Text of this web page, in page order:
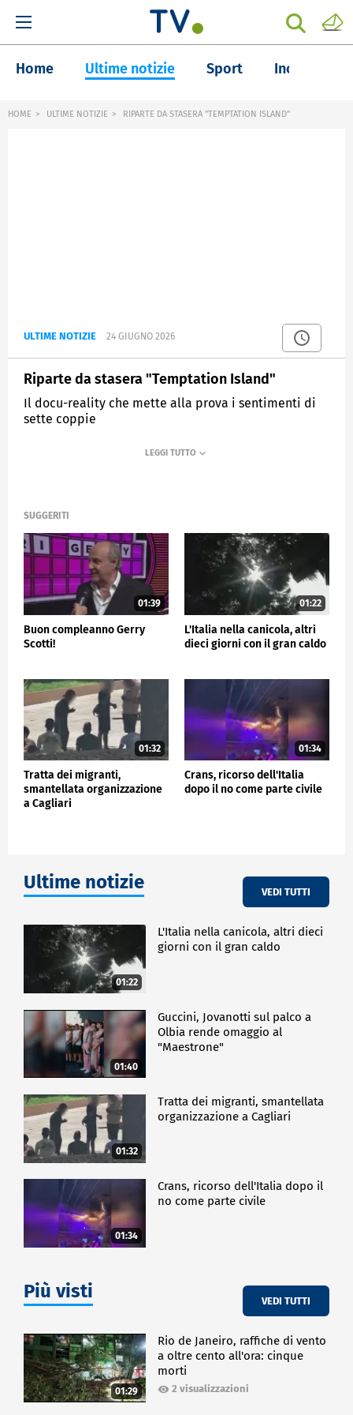
Home Ultime notizie Sport Inchieste
HOME ULTIME NOTIZIE RIPARTE DA STASERA "TEMPTATION ISLAND"
ULTIME NOTIZIE 24 GIUGNO 2026
Riparte da stasera "Temptation Island"
Il docu-reality che mette alla prova i sentimenti di
sette coppie
SUGGERITI
01:39
Buon compleanno Gerry
Scotti!
01:22
L'Italia nella canicola, altri
dieci giorni con il gran caldo
01:32
Tratta dei migranti,
smantellata organizzazione
a Cagliari
01:34
Crans, ricorso dell'Italia
dopo il no come parte civile
Ultime notizie VEDI TUTTI
01:22
L'Italia nella canicola, altri dieci
giorni con il gran caldo
01:40
Guccini, Jovanotti sul palco a
Olbia rende omaggio al
"Maestrone"
01:32
Tratta dei migranti, smantellata
organizzazione a Cagliari
01:34
Crans, ricorso dell'Italia dopo il
no come parte civile
Più visti VEDI TUTTI
01:29
Rio de Janeiro, raffiche di vento
a oltre cento all'ora: cinque
morti
2 visualizzazioni